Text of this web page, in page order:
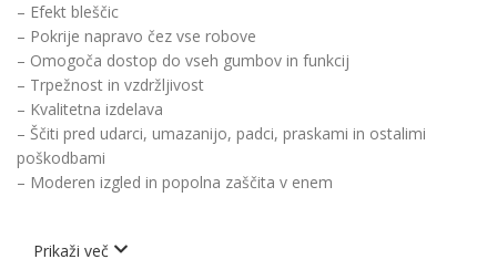
– Efekt bleščic
– Pokrije napravo čez vse robove
– Omogoča dostop do vseh gumbov in funkcij
– Trpežnost in vzdržljivost
– Kvalitetna izdelava
– Ščiti pred udarci, umazanijo, padci, praskami in ostalimi
poškodbami
– Moderen izgled in popolna zaščita v enem
Prikaži več